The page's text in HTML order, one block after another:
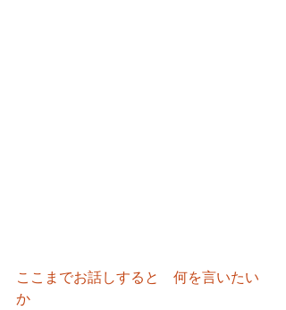
ここまでお話しすると　何を言いたい
か